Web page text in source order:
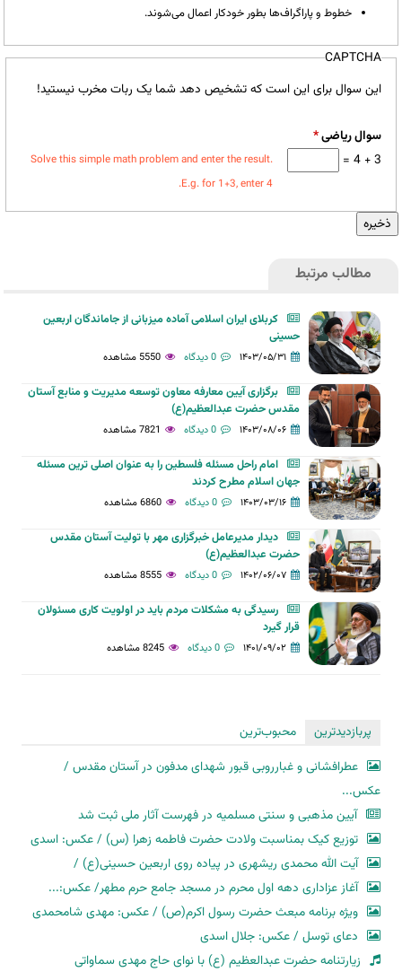
خطوط و پاراگراف‌ها بطور خودکار اعمال می‌شوند.
CAPTCHA
این سوال برای این است که تشخیص دهد شما یک ربات مخرب نیستید!
سوال ریاضی*
3 + 4 =
Solve this simple math problem and enter the result.
E.g. for 1+3, enter 4.
مطالب مرتبط
کربلای ایران اسلامی آماده میزبانی از جاماندگان اربعین
حسینی
۱۴۰۳/۰۵/۳۱ 0 دیدگاه 5550 مشاهده
برگزاری آیین معارفه معاون توسعه مدیریت و منابع آستان‌
مقدس‌ حضرت‌ عبدالعظیم(ع)
۱۴۰۳/۰۸/۰۶ 0 دیدگاه 7821 مشاهده
امام راحل مسئله فلسطین را به عنوان اصلی ترین مسئله
جهان اسلام مطرح کردند
۱۴۰۳/۰۳/۱۶ 0 دیدگاه 6860 مشاهده
دیدار مدیرعامل خبرگزاری مهر با تولیت آستان مقدس
حضرت عبدالعظیم(ع)
۱۴۰۲/۰۶/۰۷ 0 دیدگاه 8555 مشاهده
رسیدگی به مشکلات مردم باید در اولویت کاری مسئولان
قرار گیرد
۱۴۰۱/۰۹/۰۲ 0 دیدگاه 8245 مشاهده
پربازدیدترین
محبوب‌ترین
عطرافشانی و غبارروبی قبور شهدای مدفون در آستان مقدس /
عکس...
آیین مذهبی و سنتی مسلمیه در فهرست آثار ملی ثبت شد
توزیع کیک بمناسبت ولادت حضرت فاطمه زهرا (س) / عکس: اسدی
آیت الله محمدی ریشهری در پیاده روی اربعین حسینی(ع) /
آغاز عزاداری دهه اول محرم در مسجد جامع حرم مطهر/ عکس:...
ویژه برنامه مبعث حضرت رسول اکرم(ص) / عکس: مهدی شامحمدی
دعای توسل / عکس: جلال اسدی
زیارتنامه حضرت عبدالعظیم (ع) با نوای حاج مهدی سماواتی